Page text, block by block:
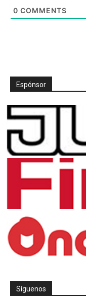
0 COMMENTS
Espónsor
Síguenos